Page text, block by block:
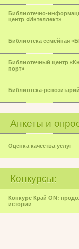
Библиотечно-
центр «Интеллект»
Библиотека семейная
Библиотечный центр
порт»
Библиотека-репозитарий
Анкеты и
Оценка качества услуг
Конкурсы:
Конкурс Край ON:
истории